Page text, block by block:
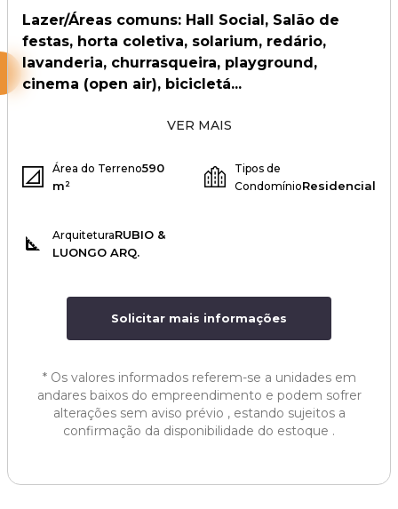
Lazer/Áreas comuns: Hall Social, Salão de
festas, horta coletiva, solarium, redário,
lavanderia, churrasqueira, playground,
cinema (open air), bicicletá...
VER MAIS
Área do Terreno590
m²
Tipos de
CondomínioResidencial
ArquiteturaRUBIO &
LUONGO ARQ.
Solicitar mais informações
* Os valores informados referem-se a unidades em
andares baixos do empreendimento e podem sofrer
alterações sem aviso prévio , estando sujeitos a
confirmação da disponibilidade do estoque .